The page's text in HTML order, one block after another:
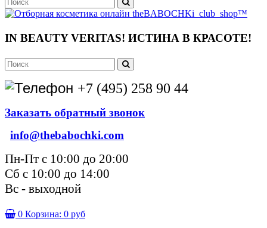
IN BEAUTY VERITAS! ИСТИНА В КРАСОТЕ!
+7 (495) 258 90 44
Заказать обратный звонок
info@thebabochki.com
Пн-Пт с 10:00 до 20:00
Сб с 10:00 до 14:00
Вс - выходной
0 Корзина: 0 руб